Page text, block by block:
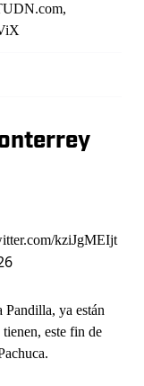
kziJgMEIjt
ya están
este fin de